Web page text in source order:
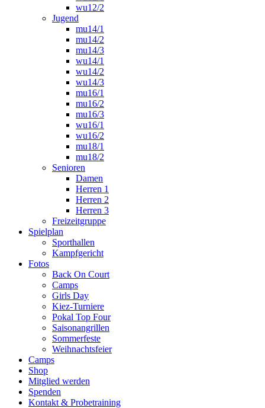
wu12/2
Jugend
mu14/1
mu14/2
mu14/3
wu14/1
wu14/2
wu14/3
mu16/1
mu16/2
mu16/3
wu16/1
wu16/2
mu18/1
mu18/2
Senioren
Damen
Herren 1
Herren 2
Herren 3
Freizeitgruppe
Spielplan
Sporthallen
Kampfgericht
Fotos
Back On Court
Camps
Girls Day
Kiez-Turniere
Pokal Top Four
Saisonangrillen
Sommerfeste
Weihnachtsfeier
Camps
Shop
Mitglied werden
Spenden
Kontakt & Probetraining